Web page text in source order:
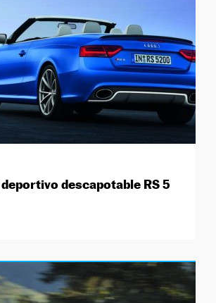
descapotable RS 5